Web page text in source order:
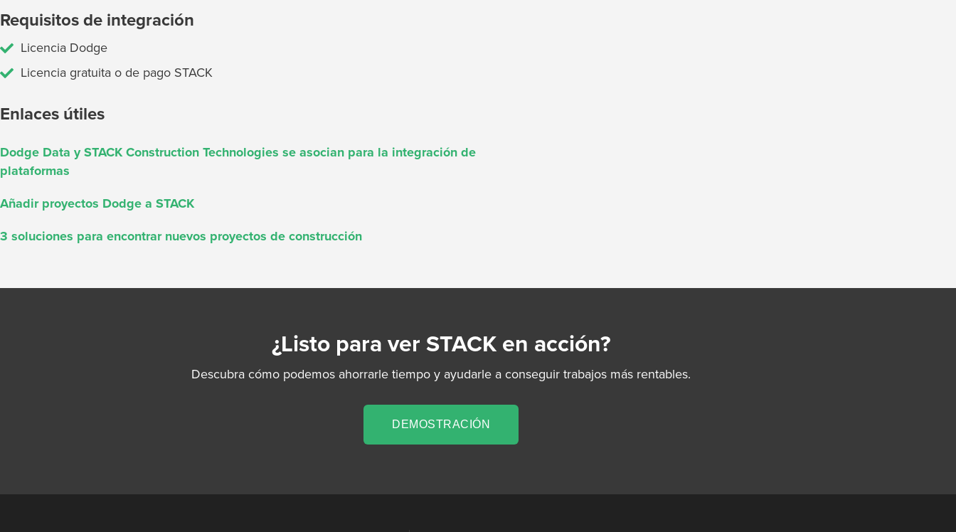
Requisitos de integración
Licencia Dodge
Licencia gratuita o de pago STACK
Enlaces útiles
Dodge Data y STACK Construction Technologies se asocian para la integración de
plataformas
Añadir proyectos Dodge a STACK
3 soluciones para encontrar nuevos proyectos de construcción
¿Listo para ver STACK en acción?
Descubra cómo podemos ahorrarle tiempo y ayudarle a conseguir trabajos más rentables.
DEMOSTRACIÓN